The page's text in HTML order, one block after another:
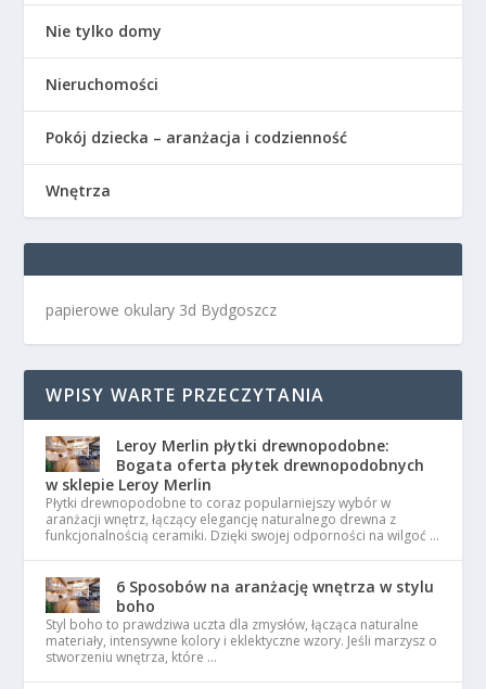
Nie tylko domy
Nieruchomości
Pokój dziecka – aranżacja i codzienność
Wnętrza
papierowe okulary 3d Bydgoszcz
WPISY WARTE PRZECZYTANIA
Leroy Merlin płytki drewnopodobne:
Bogata oferta płytek drewnopodobnych
w sklepie Leroy Merlin
Płytki drewnopodobne to coraz popularniejszy wybór w
aranżacji wnętrz, łączący elegancję naturalnego drewna z
funkcjonalnością ceramiki. Dzięki swojej odporności na wilgoć …
6 Sposobów na aranżację wnętrza w stylu
boho
Styl boho to prawdziwa uczta dla zmysłów, łącząca naturalne
materiały, intensywne kolory i eklektyczne wzory. Jeśli marzysz o
stworzeniu wnętrza, które …